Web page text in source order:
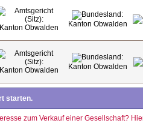
Kanton Obwalden Kanton Obwalden
Kanton Obwalden Kanton Obwalden
starten.
zum Verkauf einer Gesellschaft?